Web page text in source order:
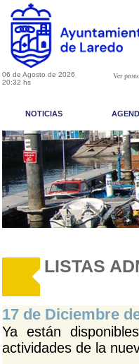
06 de Agosto de 2026
20:32 hs
Ver
NOTICIAS
LISTAS
17 de Diciembre
Ya están
actividades de la